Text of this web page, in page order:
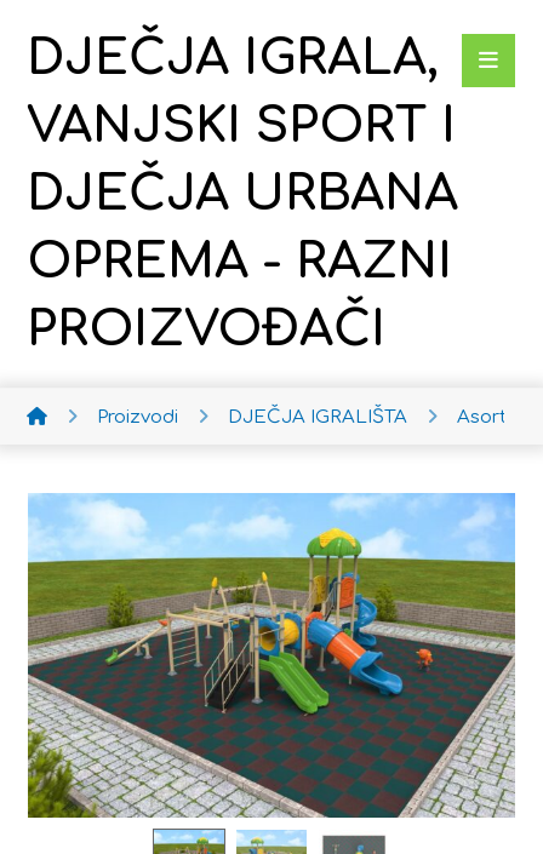
DJEČJA IGRALA,
VANJSKI SPORT I
DJEČJA URBANA
OPREMA - RAZNI
PROIZVOĐAČI
Proizvodi DJEČJA IGRALIŠTA